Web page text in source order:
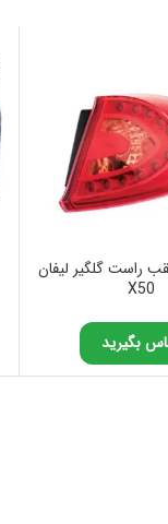
راست گلگیر لیفان
X50
بگیرید